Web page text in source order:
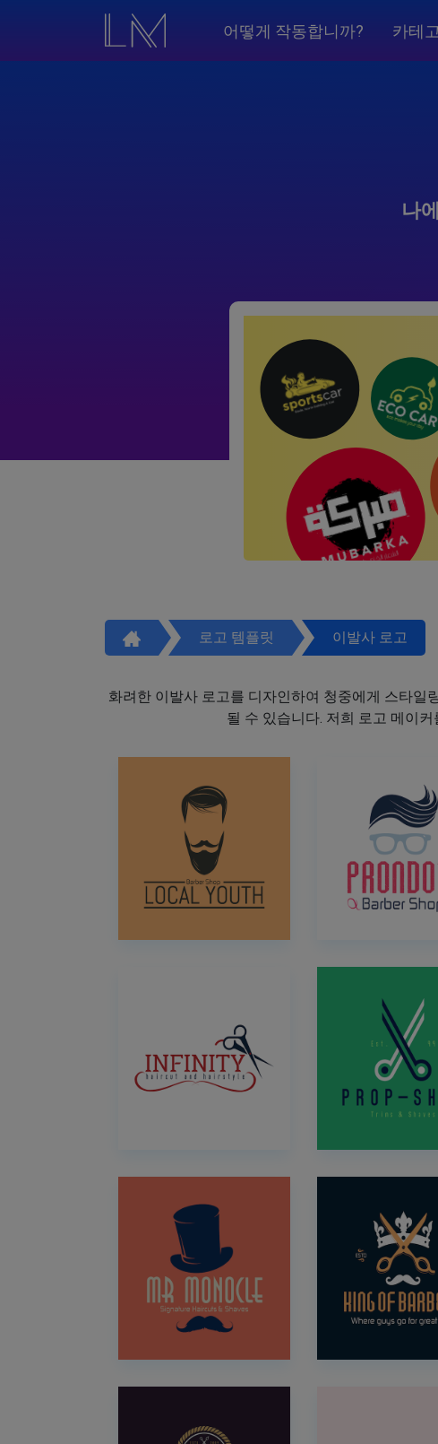
어떻게 작동합니까? 카테
나
로고 템플릿 이발사 로고
화려한 이발사 로고를 디자인하여 청중에게 스타일
될 수 있습니다. 저희 로고 메이